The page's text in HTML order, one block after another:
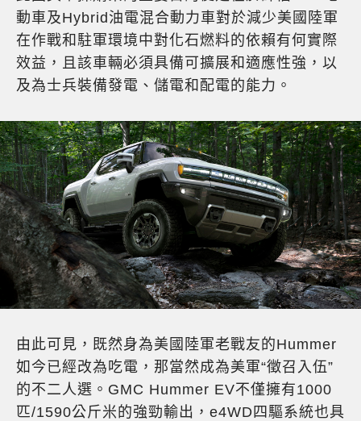
動車及Hybrid油電混合動力車對於減少美國陸軍
在作戰和駐軍環境中對化石燃料的依賴有何實際
效益，且該車輛必須具備可擴展和適應性強，以
及為士兵裝備發電、儲電和配電的能力。
由此可見，既然身為美國陸軍老戰友的Hummer
如今已經改為吃電，那當然成為美軍“徵召入伍”
的不二人選。GMC Hummer EV不僅擁有1000
匹/1590公斤米的強勁輸出，e4WD四驅系統也具